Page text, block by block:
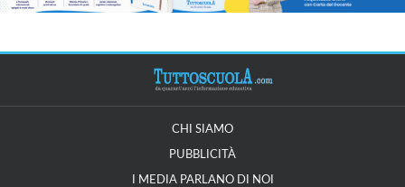
CHI SIAMO
PUBBLICITÀ
I MEDIA PARLANO DI NOI